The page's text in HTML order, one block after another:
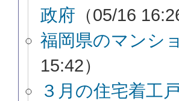
政府 （05/16
福岡県のマンシ
15:42）
３月の住宅着工